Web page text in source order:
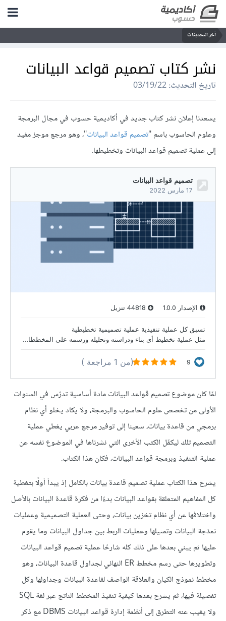
آخر التحديثات
نشر كتاب تصميم قواعد البيانات
تاريخ التحديث:
يسعدنا إعلان نشر كتاب جديد في أكاديمية حسوب في مجال البرمجة
وعلوم الحاسوب باسم "تصميم قواعد البيانات"، وهو مرجع موجز مفيد
إلى عملية تصميم قواعد البيانات وتخطيطها.
لمّا كان موضوع تصميم قواعد البيانات مادة أساسية تدرّس في السنوات
الأولى من تخصص علوم الحاسوب والبرمجة، ولا يكاد يخلو أي نظام
برمجي من قاعدة بيانات، سعينا إلى توفير مرجع عربي يغطي عملية
التصميم تلك ليكمِّل الكتب الأخرى التي نشرناها في الموضوع نفسه عن
عملية التنفيذ وبرمجة قواعد البيانات، فكان هذا الكتاب.
يشرح هذا الكتاب عملية تصميم قاعدة بيانات بالكامل إذ يبدأ أولًا بتغطية
كل المفاهيم المتعلقة بقواعد البيانات بدءًا من فكرة قاعدة البيانات بالأصل
واختلافها عن أي نظام تخزين بيانات، وحتى العملية التصميمية وعمليات
نمذجة البيانات وتمثيلها وعمليات الربط بين جداول البيانات وما يقوم
عليها ثم يبني بعدها على ذلك كله شارحًا عملية تصميم قواعد البيانات
وتطويرها حتى رسم مخطط ER النهائي لجداول قاعدة البيانات، وهو
مخطط نموذج الكيان والعلاقة الواصف لقاعدة البيانات وجداولها وكل
تفصيلة فيها، ثم يشرح بعدها كيفية تنفيذ المخطط الناتج عبر لغة SQL
ولا يغيب عنه التطرق إلى أنظمة إدارة قواعد البيانات DBMS مع ذكر